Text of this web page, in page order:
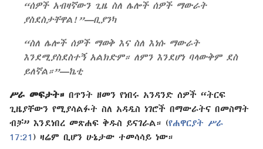
“ሰዎች አብዛኛውን ጊዜ ስለ ሌሎች ሰዎች ማውራት
ያስደስታቸዋል!”​—ቢያንካ
“ስለ ሌሎች ሰዎች ማወቅ እና ስለ እነሱ ማውራት
እንደሚያስደስተኝ አልክድም። ለምን እንደሆነ ባላውቅም ደስ
ይለኛል።”​—ኬቲ
ሥራ መፍታት። በጥንት ዘመን የነበሩ አንዳንድ ሰዎች “ትርፍ
ጊዜያቸውን የሚያሳልፉት ስለ አዳዲስ ነገሮች በማውራትና በመስማት
ብቻ” እንደነበረ መጽሐፍ ቅዱስ ይናገራል። (የሐዋርያት ሥራ
17:21 ) ዛሬም ቢሆን ሁኔታው ተመሳሳይ ነው።